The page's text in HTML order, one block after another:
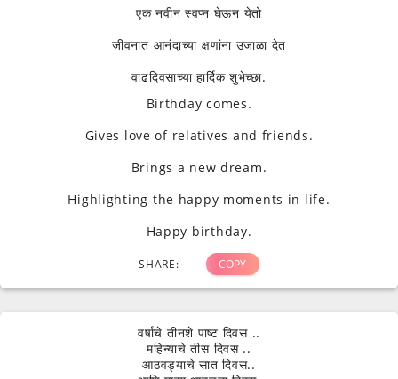
एक नवीन स्वप्न घेऊन येतो
जीवनात आनंदाच्या क्षणांना उजाळा देत
वाढदिवसाच्या हार्दिक शुभेच्छा.
Birthday comes.
Gives love of relatives and friends.
Brings a new dream.
Highlighting the happy moments in life.
Happy birthday.
SHARE: COPY
वर्षाचे तीनशे पाष्ट दिवस ..
महिन्याचे तीस दिवस ..
आठवड्याचे सात दिवस..